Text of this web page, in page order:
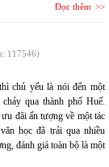
Đọc thêm
117546)
chủ yếu là nói đến một
qua thành phố Huế.
đãi ấn tượng về một tác
học đã trải qua nhiều
đánh giá toàn bộ là một